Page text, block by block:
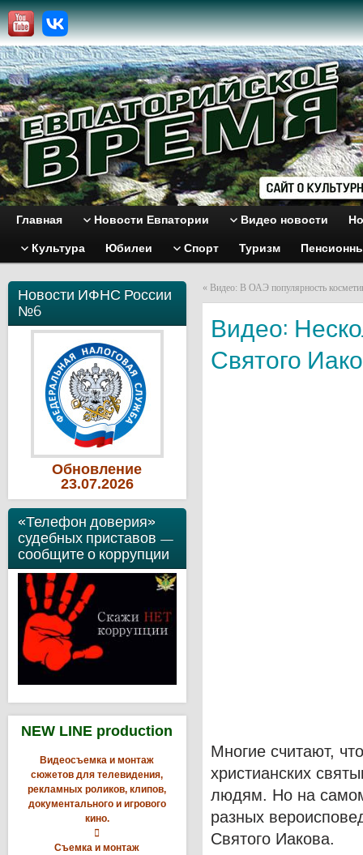
Главная Новости Евпатории Видео новости
Культура Юбилеи Спорт Туризм
Новости ИФНС России
№6
Обновление
23.07.2026
«Телефон доверия»
судебных приставов —
сообщите о коррупции
NEW LINE production
Видеосъемка и монтаж
сюжетов для телевидения,
рекламных роликов, клипов,
документального и игрового
кино.

Съемка и монтаж
« Видео: В ОАЭ популярность
Видео:
Святого
Многие считают,
христианских
людям. Но на
разных
Святого Иакова.